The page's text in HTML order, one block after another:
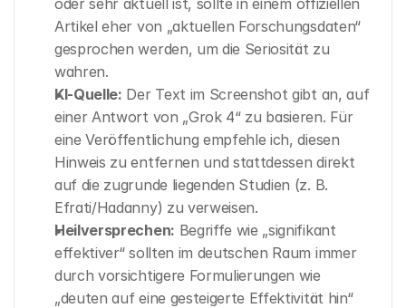
oder sehr aktuell ist, sollte in einem offiziellen
Artikel eher von „aktuellen Forschungsdaten“
gesprochen werden, um die Seriosität zu
wahren.
KI-Quelle: Der Text im Screenshot gibt an, auf
einer Antwort von „Grok 4“ zu basieren. Für
eine Veröffentlichung empfehle ich, diesen
Hinweis zu entfernen und stattdessen direkt
auf die zugrunde liegenden Studien (z. B.
Efrati/Hadanny) zu verweisen.
Heilversprechen: Begriffe wie „signifikant
effektiver“ sollten im deutschen Raum immer
durch vorsichtigere Formulierungen wie
„deuten auf eine gesteigerte Effektivität hin“